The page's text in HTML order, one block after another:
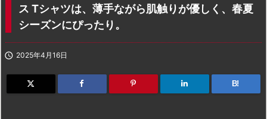
ス Tシャツは、薄手ながら肌触りが優しく、春夏
シーズンにぴったり。
 2025年4月16日
B!